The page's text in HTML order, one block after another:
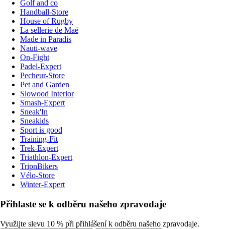
Golf and co
Handball-Store
House of Rugby
La sellerie de Maé
Made in Paradis
Nauti-wave
On-Fight
Padel-Expert
Pecheur-Store
Pet and Garden
Slowood Interior
Smash-Expert
Sneak'In
Sneakids
Sport is good
Training-Fit
Trek-Expert
Triathlon-Expert
TripnBikers
Vélo-Store
Winter-Expert
Přihlaste se k odběru našeho zpravodaje
Využijte slevu 10 % při přihlášení k odběru našeho zpravodaje.